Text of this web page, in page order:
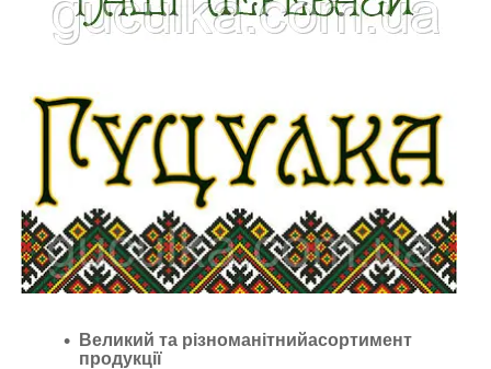
Великий та різноманітнийасортимент
продукції